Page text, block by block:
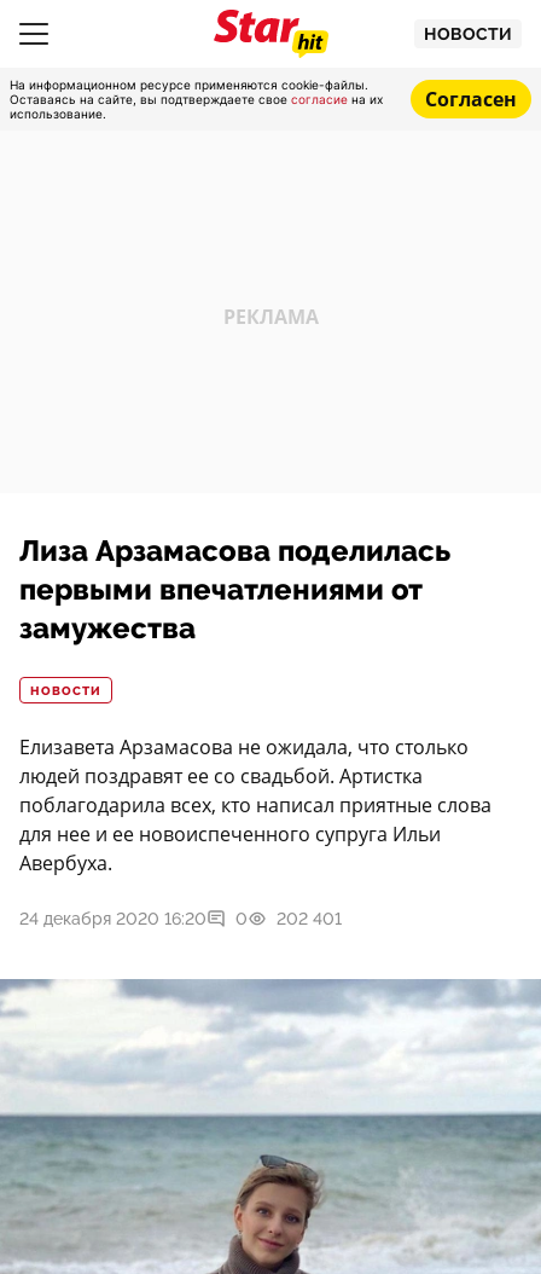
НОВОСТИ
На информационном ресурсе применяются cookie-файлы.
Оставаясь на сайте, вы подтверждаете свое согласие на их
использование.
Согласен
Лиза Арзамасова поделилась
первыми впечатлениями от
замужества
НОВОСТИ
Елизавета Арзамасова не ожидала, что столько
людей поздравят ее со свадьбой. Артистка
поблагодарила всех, кто написал приятные слова
для нее и ее новоиспеченного супруга Ильи
Авербуха.
24 декабря 2020 16:20 0 202 401